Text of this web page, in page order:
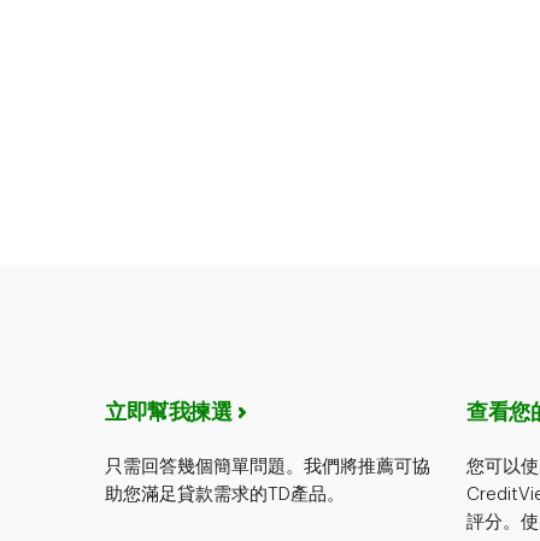
立即幫我揀選
只需回答幾個簡單問題。我們將推薦可協
助您滿足貸款需求的TD產品。
查看您
您可以
評分。